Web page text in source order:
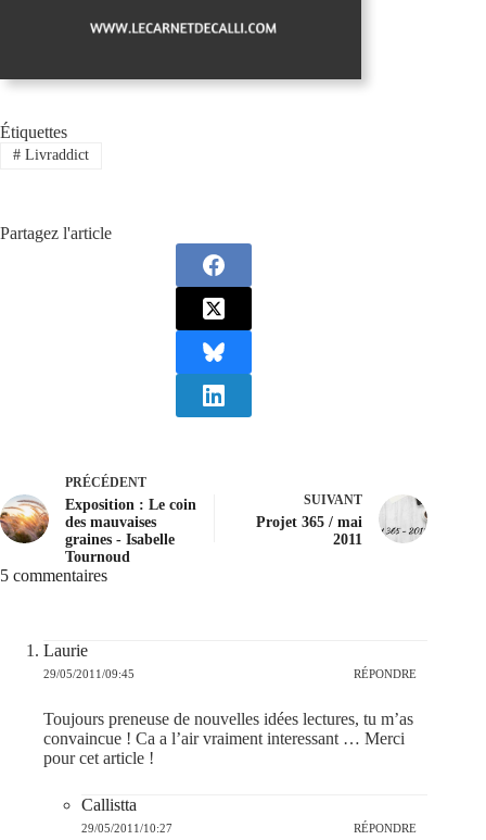
Étiquettes
#Livraddict
Partagez l'article
PRÉCÉDENT
Exposition : Le coin
des mauvaises
graines - Isabelle
Tournoud
SUIVANT
Projet 365 / mai
2011
5 commentaires
Laurie
29/05/2011/09:45 RÉPONDRE
Toujours preneuse de nouvelles idées lectures, tu m’as
convaincue ! Ca a l’air vraiment interessant … Merci
pour cet article !
Callistta
29/05/2011/10:27 RÉPONDRE